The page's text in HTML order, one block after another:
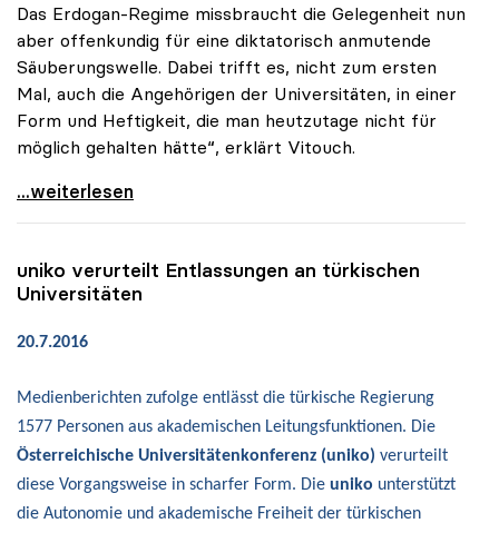
Das Erdogan-Regime missbraucht die Gelegenheit nun
aber offenkundig für eine diktatorisch anmutende
Säuberungswelle. Dabei trifft es, nicht zum ersten
Mal, auch die Angehörigen der Universitäten, in einer
Form und Heftigkeit, die man heutzutage nicht für
möglich gehalten hätte“, erklärt Vitouch.
uniko: „Flächendeckende Säuberung an türkischen
...weiterlesen
uniko verurteilt Entlassungen an türkischen
Universitäten
20.7.2016
Medienberichten zufolge entlässt die türkische Regierung
1577 Personen aus akademischen Leitungsfunktionen. Die
Österreichische Universitätenkonferenz (uniko) verurteilt
diese Vorgangsweise in scharfer Form. Die uniko unterstützt
die Autonomie und akademische Freiheit der türkischen